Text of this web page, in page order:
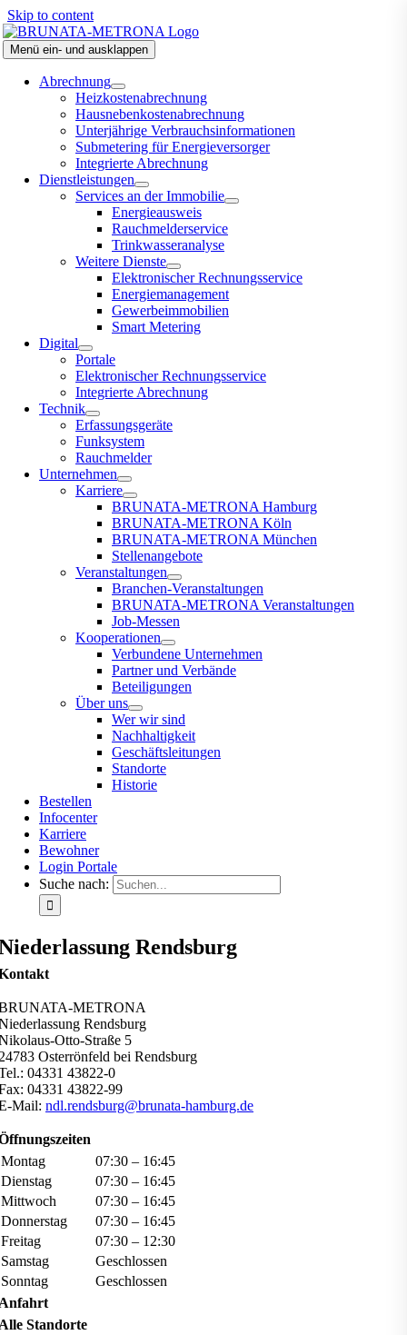
Skip to content
Menü ein- und ausklappen
Abrechnung
Heizkostenabrechnung
Hausnebenkostenabrechnung
Unterjährige Verbrauchsinformationen
Submetering für Energieversorger
Integrierte Abrechnung
Dienstleistungen
Services an der Immobilie
Energieausweis
Rauchmelderservice
Trinkwasseranalyse
Weitere Dienste
Elektronischer Rechnungsservice
Energiemanagement
Gewerbeimmobilien
Smart Metering
Digital
Portale
Elektronischer Rechnungsservice
Integrierte Abrechnung
Technik
Erfassungsgeräte
Funksystem
Rauchmelder
Unternehmen
Karriere
BRUNATA-METRONA Hamburg
BRUNATA-METRONA Köln
BRUNATA-METRONA München
Stellenangebote
Veranstaltungen
Branchen-Veranstaltungen
BRUNATA-METRONA Veranstaltungen
Job-Messen
Kooperationen
Verbundene Unternehmen
Partner und Verbände
Beteiligungen
Über uns
Wer wir sind
Nachhaltigkeit
Geschäftsleitungen
Standorte
Historie
Bestellen
Infocenter
Karriere
Bewohner
Login Portale
Suche nach:
Rendsburg
METRONA
Rendsburg
Otto-Straße 5
Osterrönfeld bei Rendsburg
04331 43822-0
04331 43822-99
Mail: ndl.rendsburg@brunata-hamburg.de
Montag
07:30 – 16:45
Dienstag
07:30 – 16:45
Mittwoch
07:30 – 16:45
Donnerstag
07:30 – 16:45
Freitag
07:30 – 12:30
Samstag
Geschlossen
Sonntag
Geschlossen
Standorte